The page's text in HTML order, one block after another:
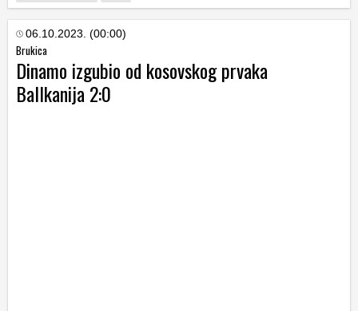
06.10.2023. (00:00)
Brukica
Dinamo izgubio od kosovskog prvaka
Ballkanija 2:0